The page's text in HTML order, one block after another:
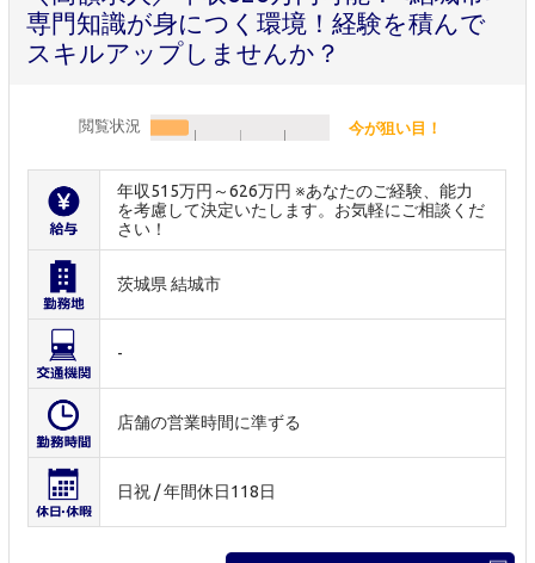
専門知識が身につく環境！経験を積んで
スキルアップしませんか？
閲覧状況 今が狙い目！
年収515万円～626万円 ※あなたのご経験、能力
を考慮して決定いたします。お気軽にご相談くだ
さい！
茨城県 結城市
-
店舗の営業時間に準ずる
日祝 / 年間休日118日